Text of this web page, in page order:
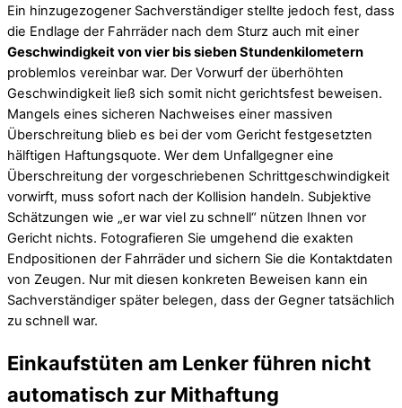
Ein hinzugezogener Sachverständiger stellte jedoch fest, dass
die Endlage der Fahrräder nach dem Sturz auch mit einer
Geschwindigkeit von vier bis sieben Stundenkilometern
problemlos vereinbar war. Der Vorwurf der überhöhten
Geschwindigkeit ließ sich somit nicht gerichtsfest beweisen.
Mangels eines sicheren Nachweises einer massiven
Überschreitung blieb es bei der vom Gericht festgesetzten
hälftigen Haftungsquote. Wer dem Unfallgegner eine
Überschreitung der vorgeschriebenen Schrittgeschwindigkeit
vorwirft, muss sofort nach der Kollision handeln. Subjektive
Schätzungen wie „er war viel zu schnell“ nützen Ihnen vor
Gericht nichts. Fotografieren Sie umgehend die exakten
Endpositionen der Fahrräder und sichern Sie die Kontaktdaten
von Zeugen. Nur mit diesen konkreten Beweisen kann ein
Sachverständiger später belegen, dass der Gegner tatsächlich
zu schnell war.
Einkaufstüten am Lenker führen nicht
automatisch zur Mithaftung